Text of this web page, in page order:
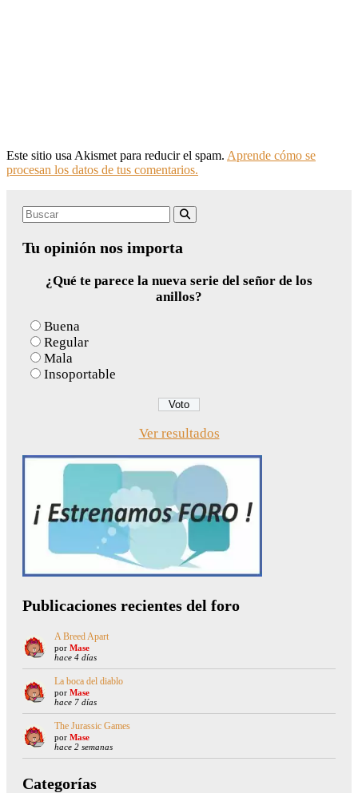
Este sitio usa Akismet para reducir el spam. Aprende cómo se
procesan los datos de tus comentarios.
Search
Tu opinión nos importa
¿Qué te parece la nueva serie del señor de los
anillos?
Buena
Regular
Mala
Insoportable
Ver resultados
Publicaciones recientes del foro
A Breed Apart
por Mase
hace 4 días
La boca del diablo
por Mase
hace 7 días
The Jurassic Games
por Mase
hace 2 semanas
Categorías